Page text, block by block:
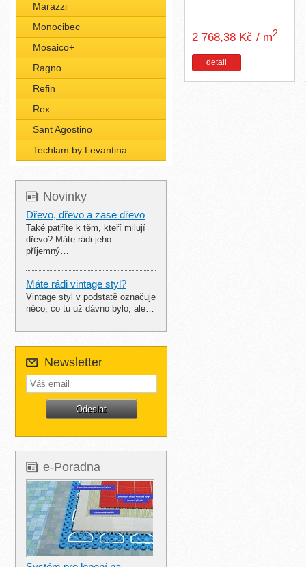
Marazzi
Monocibec
Mosaico+
Ragno
Refin
Rex
Sant Agostino
Techlam by Levantina
Novinky
Dřevo, dřevo a zase dřevo
Také patříte k těm, kteří milují
dřevo? Máte rádi jeho
příjemný…
Máte rádi vintage styl?
Vintage styl v podstatě označuje
něco, co tu už dávno bylo, ale…
Newsletter
e-Poradna
2 768,38 Kč / m2
detail